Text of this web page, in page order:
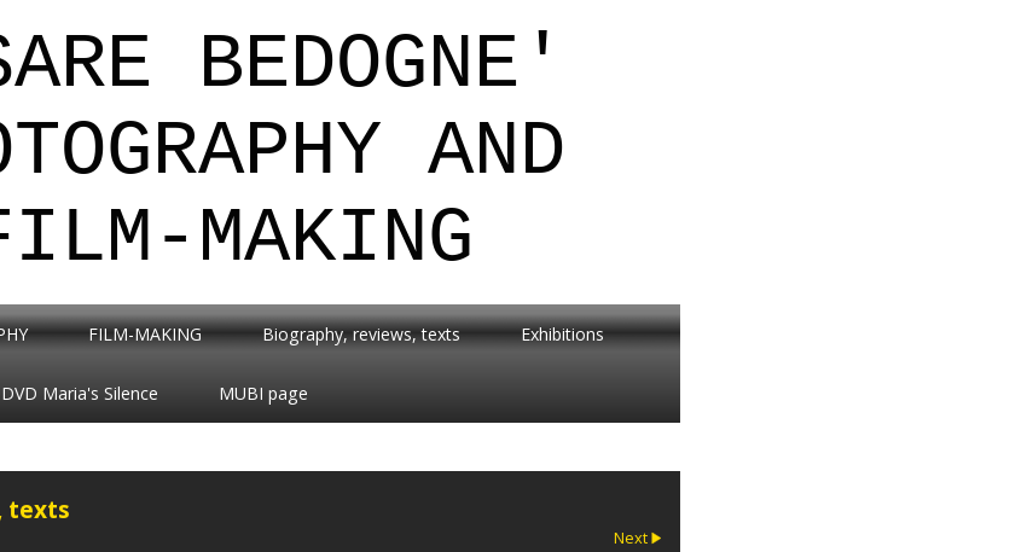
BEDOGNE'
AND
MAKING
FILM-MAKING Biography, reviews, texts Exhibitions
DVD Maria's Silence MUBI page
texts
Next